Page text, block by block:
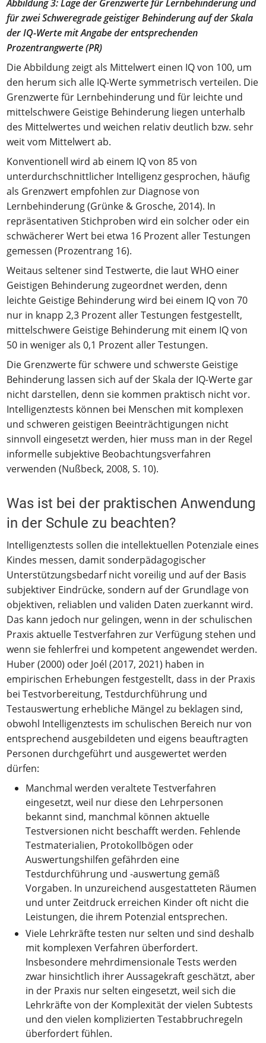
Abbildung 3: Lage der Grenzwerte für Lernbehinderung und
für zwei Schweregrade geistiger Behinderung auf der Skala
der IQ-Werte mit Angabe der entsprechenden
Prozentrangwerte (PR)
Die Abbildung zeigt als Mittelwert einen IQ von 100, um
den herum sich alle IQ-Werte symmetrisch verteilen. Die
Grenzwerte für Lernbehinderung und für leichte und
mittelschwere Geistige Behinderung liegen unterhalb
des Mittelwertes und weichen relativ deutlich bzw. sehr
weit vom Mittelwert ab.
Konventionell wird ab einem IQ von 85 von
unterdurchschnittlicher Intelligenz gesprochen, häufig
als Grenzwert empfohlen zur Diagnose von
Lernbehinderung (Grünke & Grosche, 2014). In
repräsentativen Stichproben wird ein solcher oder ein
schwächerer Wert bei etwa 16 Prozent aller Testungen
gemessen (Prozentrang 16).
Weitaus seltener sind Testwerte, die laut WHO einer
Geistigen Behinderung zugeordnet werden, denn
leichte Geistige Behinderung wird bei einem IQ von 70
nur in knapp 2,3 Prozent aller Testungen festgestellt,
mittelschwere Geistige Behinderung mit einem IQ von
50 in weniger als 0,1 Prozent aller Testungen.
Die Grenzwerte für schwere und schwerste Geistige
Behinderung lassen sich auf der Skala der IQ-Werte gar
nicht darstellen, denn sie kommen praktisch nicht vor.
Intelligenztests können bei Menschen mit komplexen
und schweren geistigen Beeinträchtigungen nicht
sinnvoll eingesetzt werden, hier muss man in der Regel
informelle subjektive Beobachtungsverfahren
verwenden (Nußbeck, 2008, S. 10).
Was ist bei der praktischen Anwendung
in der Schule zu beachten?
Intelligenztests sollen die intellektuellen Potenziale eines
Kindes messen, damit sonderpädagogischer
Unterstützungsbedarf nicht voreilig und auf der Basis
subjektiver Eindrücke, sondern auf der Grundlage von
objektiven, reliablen und validen Daten zuerkannt wird.
Das kann jedoch nur gelingen, wenn in der schulischen
Praxis aktuelle Testverfahren zur Verfügung stehen und
wenn sie fehlerfrei und kompetent angewendet werden.
Huber (2000) oder Joél (2017, 2021) haben in
empirischen Erhebungen festgestellt, dass in der Praxis
bei Testvorbereitung, Testdurchführung und
Testauswertung erhebliche Mängel zu beklagen sind,
obwohl Intelligenztests im schulischen Bereich nur von
entsprechend ausgebildeten und eigens beauftragten
Personen durchgeführt und ausgewertet werden
dürfen:
Manchmal werden veraltete Testverfahren
eingesetzt, weil nur diese den Lehrpersonen
bekannt sind, manchmal können aktuelle
Testversionen nicht beschafft werden. Fehlende
Testmaterialien, Protokollbögen oder
Auswertungshilfen gefährden eine
Testdurchführung und -auswertung gemäß
Vorgaben. In unzureichend ausgestatteten Räumen
und unter Zeitdruck erreichen Kinder oft nicht die
Leistungen, die ihrem Potenzial entsprechen.
Viele Lehrkräfte testen nur selten und sind deshalb
mit komplexen Verfahren überfordert.
Insbesondere mehrdimensionale Tests werden
zwar hinsichtlich ihrer Aussagekraft geschätzt, aber
in der Praxis nur selten eingesetzt, weil sich die
Lehrkräfte von der Komplexität der vielen Subtests
und den vielen komplizierten Testabbruchregeln
überfordert fühlen.